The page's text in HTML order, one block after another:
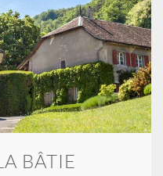
BÂTIE